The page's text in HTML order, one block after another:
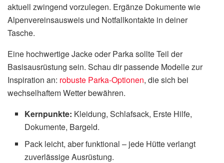
aktuell zwingend vorzulegen. Ergänze Dokumente wie
Alpenvereinsausweis und Notfallkontakte in deiner
Tasche.
Eine hochwertige Jacke oder Parka sollte Teil der
Basisausrüstung sein. Schau dir passende Modelle zur
Inspiration an: robuste Parka-Optionen, die sich bei
wechselhaftem Wetter bewähren.
Kernpunkte: Kleidung, Schlafsack, Erste Hilfe,
Dokumente, Bargeld.
Pack leicht, aber funktional – jede Hütte verlangt
zuverlässige Ausrüstung.